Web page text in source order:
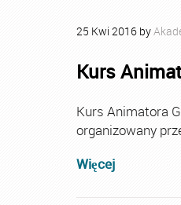
25 Kwi 2016 by
Kurs
Kurs Animatora
organizowany
Więcej